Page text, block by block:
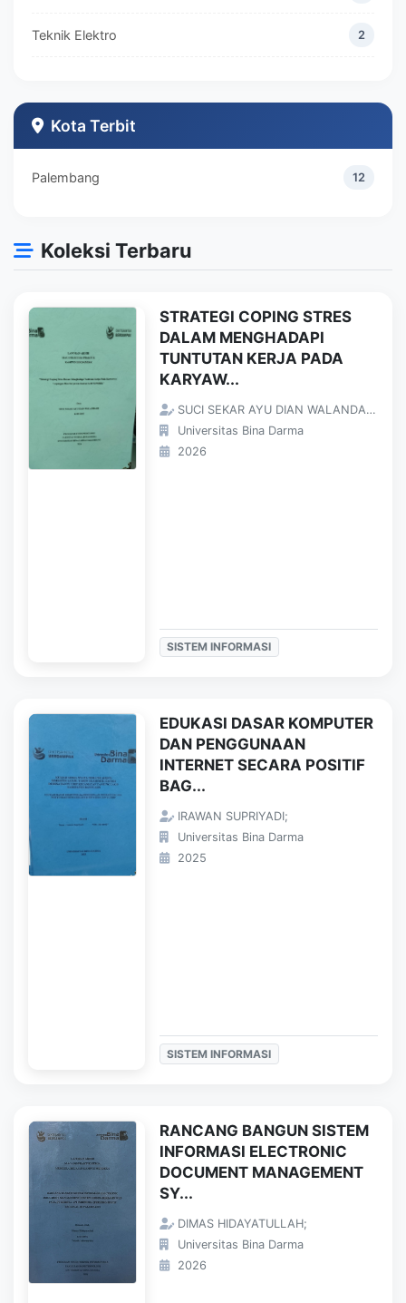
Teknik Elektro 2
Teknik Industri
Kota Terbit
Palembang 12
Koleksi Terbaru
STRATEGI COPING STRES
DALAM MENGHADAPI
TUNTUTAN KERJA PADA
KARYAW...
SUCI SEKAR AYU DIAN WALANDARI;
Universitas Bina Darma
2026
SISTEM INFORMASI
EDUKASI DASAR KOMPUTER
DAN PENGGUNAAN
INTERNET SECARA POSITIF
BAG...
IRAWAN SUPRIYADI;
Universitas Bina Darma
2025
SISTEM INFORMASI
RANCANG BANGUN SISTEM
INFORMASI ELECTRONIC
DOCUMENT MANAGEMENT
SY...
DIMAS HIDAYATULLAH;
Universitas Bina Darma
2026